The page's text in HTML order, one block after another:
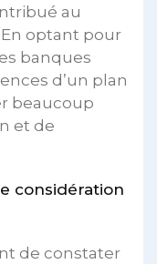
au
optant pour
banques
d’un plan
beaucoup
et de
considération
de constater